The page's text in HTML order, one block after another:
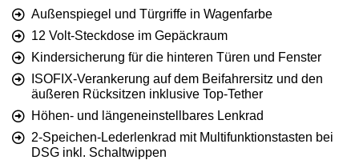
Außenspiegel und Türgriffe in Wagenfarbe
12 Volt-Steckdose im Gepäckraum
Kindersicherung für die hinteren Türen und Fenster
ISOFIX-Verankerung auf dem Beifahrersitz und den
äußeren Rücksitzen inklusive Top-Tether
Höhen- und längeneinstellbares Lenkrad
2-Speichen-Lederlenkrad mit Multifunktionstasten bei
DSG inkl. Schaltwippen